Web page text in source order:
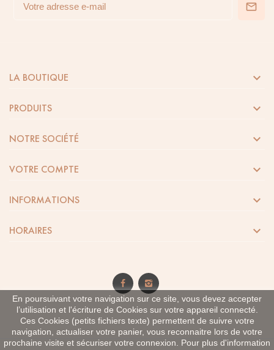
En poursuivant votre navigation sur ce site, vous devez accepter
l’utilisation et l'écriture de Cookies sur votre appareil connecté.
Ces Cookies (petits fichiers texte) permettent de suivre votre
navigation, actualiser votre panier, vous reconnaitre lors de votre
prochaine visite et sécuriser votre connexion. Pour plus d'information
LA BOUTIQUE 
PRODUITS 
NOTRE SOCIÉTÉ 
VOTRE COMPTE 
INFORMATIONS 
HORAIRES 